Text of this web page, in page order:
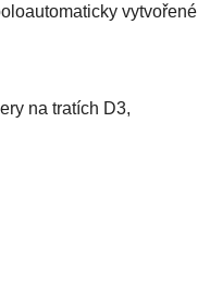
vytvořené
na tratích D3,